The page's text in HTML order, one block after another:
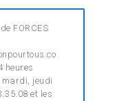
FORCES
heures
jeudi
et les